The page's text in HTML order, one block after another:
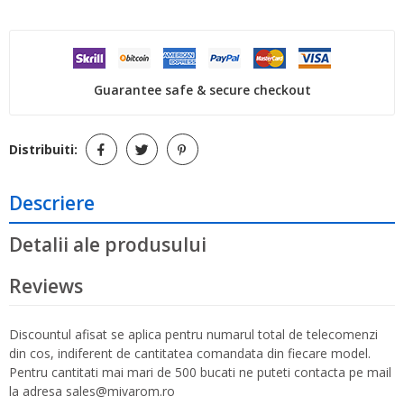
Guarantee safe & secure checkout
Distribuiti:
Descriere
Detalii ale produsului
Reviews
Discountul afisat se aplica pentru numarul total de telecomenzi
din cos, indiferent de cantitatea comandata din fiecare model.
Pentru cantitati mai mari de 500 bucati ne puteti contacta pe mail
la adresa sales@mivarom.ro